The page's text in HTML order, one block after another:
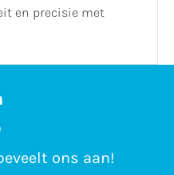
en precisie met
ons aan!